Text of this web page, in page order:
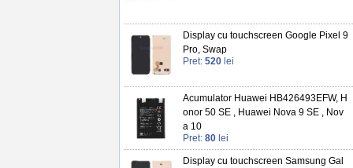
Display cu touchscreen Google Pixel 9
Pro, Swap
Pret: 520 lei
Acumulator Huawei HB426493EFW, H
onor 50 SE , Huawei Nova 9 SE , Nov
a 10
Pret: 80 lei
Display cu touchscreen Samsung Gal